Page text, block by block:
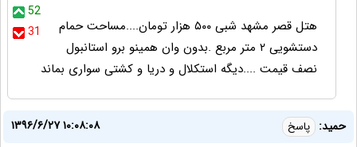
52
31
هتل قصر مشهد شبی ۵۰۰ هزار تومان....مساحت حمام
دستشویی ۲ متر مربع .بدون وان همینو برو استانبول
نصف قیمت ....دیگه استکلال و دریا و کشتی سواری بماند
حمید: پاسخ
۱۳۹۶/۶/۲۷ ۱۰:۰۸:۰۸